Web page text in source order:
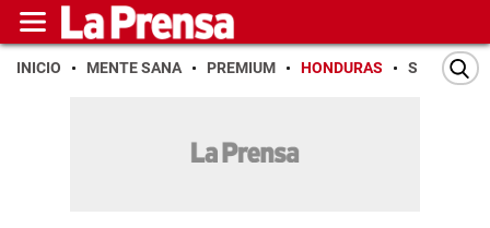
INICIO MENTE SANA PREMIUM HONDURAS SAN PEDRO